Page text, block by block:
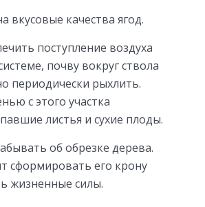
вкусовые качества ягод.
поступление воздуха
почву вокруг ствола
периодически рыхлить.
с этого участка
листья и сухие плоды.
об обрезке дерева.
сформировать его крону
жизненные силы.